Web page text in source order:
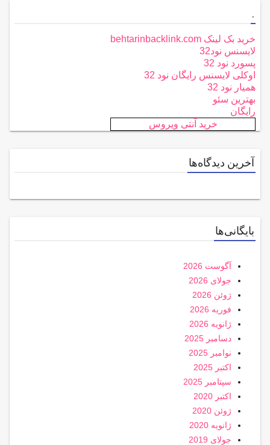
.
خرید بک لینک behtarinbacklink.com
لایسنس نود32
پسورد نود 32
اوکلی لایسنس رایگان نود 32
همیار نود 32
بهترین سئو
رایگان
خرید آنتی ویروس
آخرین دیدگاه‌ها
بایگانی‌ها
آگوست 2026
جولای 2026
ژوئن 2026
فوریه 2026
ژانویه 2026
دسامبر 2025
نوامبر 2025
اکتبر 2025
سپتامبر 2025
اکتبر 2020
ژوئن 2020
ژانویه 2020
جولای 2019